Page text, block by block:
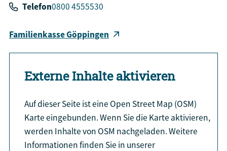
Telefon0800 4555530
Familienkasse Göppingen
Externe Inhalte aktivieren
Auf dieser Seite ist eine Open Street Map (OSM)
Karte eingebunden. Wenn Sie die Karte aktivieren,
werden Inhalte von OSM nachgeladen. Weitere
Informationen finden Sie in unserer